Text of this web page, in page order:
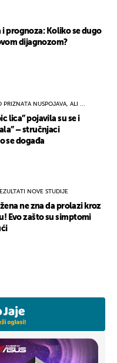
i prognoza: Koliko se dugo
dijagnozom?
PRIZNATA NUSPOJAVA, ALI ...
lica” pojavila su se i
– stručnjaci
se događa
NOVE STUDIJE
ne zna da prolazi kroz
Evo zašto su simptomi